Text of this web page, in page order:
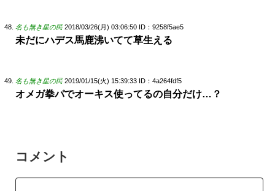
名も無き星の民 2018/03/26(月) 03:06:50 ID：9258f5ae5
未だにハデス馬鹿沸いてて草生える
名も無き星の民 2019/01/15(火) 15:39:33 ID：4a264fdf5
オメガ拳パでオーキス使ってるの自分だけ…？
コメント